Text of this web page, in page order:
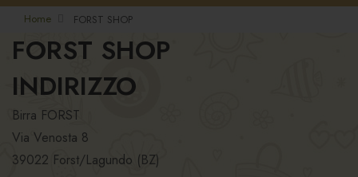
Home FORST SHOP
FORST SHOP
INDIRIZZO
Birra FORST
Via Venosta 8
39022 Forst/Lagundo (BZ)